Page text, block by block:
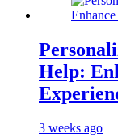
Help:
3 weeks ago